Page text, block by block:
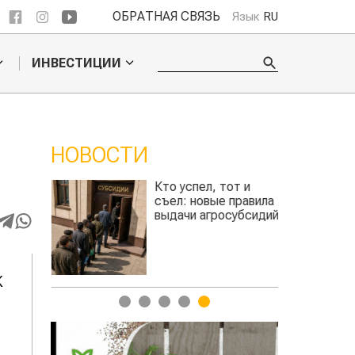
ОБРАТНАЯ СВЯЗЬ Язык RU
ИНВЕСТИЦИИ
НОВОСТИ
Кто успел, тот и
съел: новые правила
выдачи агросубсидий
1 2 3 4 5